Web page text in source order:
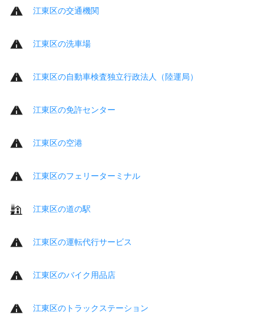
江東区の交通機関
江東区の洗車場
江東区の自動車検査独立行政法人（陸運局）
江東区の免許センター
江東区の空港
江東区のフェリーターミナル
江東区の道の駅
江東区の運転代行サービス
江東区のバイク用品店
江東区のトラックステーション